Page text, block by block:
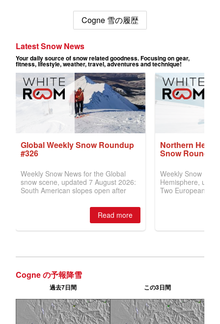
Cogne 雪の履歴
Cogne の予報降雪
過去7日間 この3日間